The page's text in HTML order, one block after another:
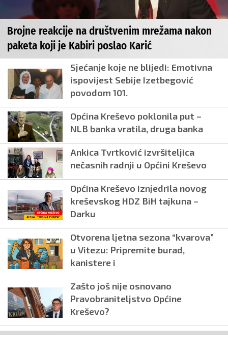
Brojne reakcije na društvenim mrežama nakon
paketa koji je Kabiri poslao Karić
Sjećanje koje ne blijedi: Emotivna
ispovijest Sebije Izetbegović
povodom 101.
Općina Kreševo poklonila put –
NLB banka vratila, druga banka
Ankica Tvrtković izvršiteljica
nečasnih radnji u Općini Kreševo
Općina Kreševo iznjedrila novog
kreševskog HDZ BiH tajkuna –
Darku
Otvorena ljetna sezona “kvarova”
u Vitezu: Pripremite burad,
kanistere i
Zašto još nije osnovano
Pravobraniteljstvo Općine
Kreševo?